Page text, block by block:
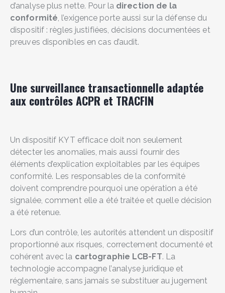
d’analyse plus nette. Pour la direction de la
conformité, l’exigence porte aussi sur la défense du
dispositif : règles justifiées, décisions documentées et
preuves disponibles en cas d’audit.
Une surveillance transactionnelle adaptée
aux contrôles ACPR et TRACFIN
Un dispositif KYT efficace doit non seulement
détecter les anomalies, mais aussi fournir des
éléments d’explication exploitables par les équipes
conformité. Les responsables de la conformité
doivent comprendre pourquoi une opération a été
signalée, comment elle a été traitée et quelle décision
a été retenue.
Lors d’un contrôle, les autorités attendent un dispositif
proportionné aux risques, correctement documenté et
cohérent avec la cartographie LCB-FT. La
technologie accompagne l’analyse juridique et
réglementaire, sans jamais se substituer au jugement